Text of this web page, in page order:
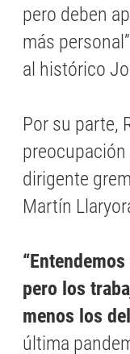
pero deben
más
al histórico
Por su parte,
dirigente
Martín
pero los
menos los
última